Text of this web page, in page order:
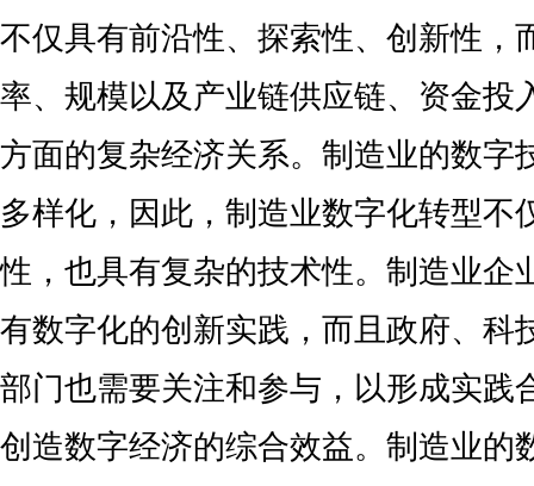
不仅具有前沿性、探索性、创新性，
率、规模以及产业链供应链、资金投
方面的复杂经济关系。制造业的数字
多样化，因此，制造业数字化转型不
性，也具有复杂的技术性。制造业企
有数字化的创新实践，而且政府、科
部门也需要关注和参与，以形成实践
创造数字经济的综合效益。制造业的